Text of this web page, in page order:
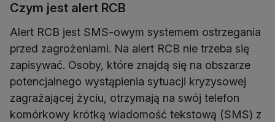
Czym jest alert RCB
Alert RCB jest SMS-owym systemem ostrzegania
przed zagrożeniami. Na alert RCB nie trzeba się
zapisywać. Osoby, które znajdą się na obszarze
potencjalnego wystąpienia sytuacji kryzysowej
zagrażającej życiu, otrzymają na swój telefon
komórkowy krótką wiadomość tekstową (SMS) z